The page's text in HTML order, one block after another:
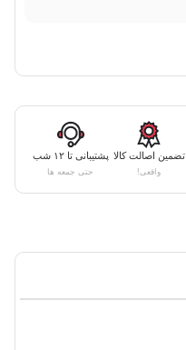
تضمین اصالت کالا
واقعی!
پشتیبانی تا ۱۲ شب
حتی جمعه ها